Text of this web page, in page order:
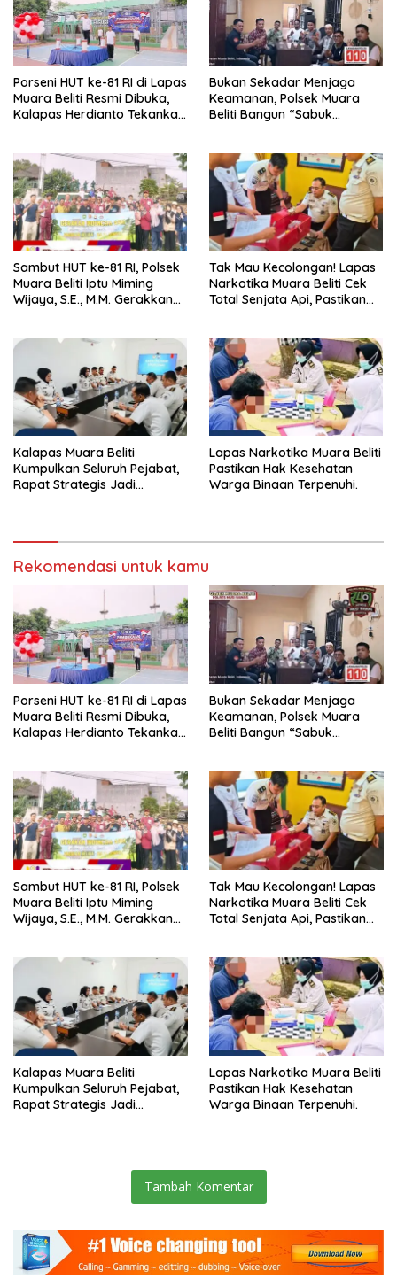
Porseni HUT ke-81 RI di Lapas
Muara Beliti Resmi Dibuka,
Kalapas Herdianto Tekankan
Bukan Sekadar Menjaga
Keamanan, Polsek Muara
Beliti Bangun “Sabuk
Sambut HUT ke-81 RI, Polsek
Muara Beliti Iptu Miming
Wijaya, S.E., M.M. Gerakkan
Tak Mau Kecolongan! Lapas
Narkotika Muara Beliti Cek
Total Senjata Api, Pastikan
Kalapas Muara Beliti
Kumpulkan Seluruh Pejabat,
Rapat Strategis Jadi
Lapas Narkotika Muara Beliti
Pastikan Hak Kesehatan
Warga Binaan Terpenuhi.
Rekomendasi untuk kamu
Porseni HUT ke-81 RI di Lapas
Muara Beliti Resmi Dibuka,
Kalapas Herdianto Tekankan
Bukan Sekadar Menjaga
Keamanan, Polsek Muara
Beliti Bangun “Sabuk
Sambut HUT ke-81 RI, Polsek
Muara Beliti Iptu Miming
Wijaya, S.E., M.M. Gerakkan
Tak Mau Kecolongan! Lapas
Narkotika Muara Beliti Cek
Total Senjata Api, Pastikan
Kalapas Muara Beliti
Kumpulkan Seluruh Pejabat,
Rapat Strategis Jadi
Lapas Narkotika Muara Beliti
Pastikan Hak Kesehatan
Warga Binaan Terpenuhi.
Tambah Komentar